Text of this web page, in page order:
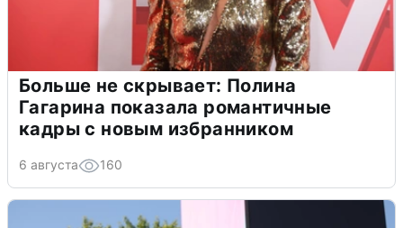
Больше не скрывает: Полина
Гагарина показала романтичные
кадры с новым избранником
6 августа 160